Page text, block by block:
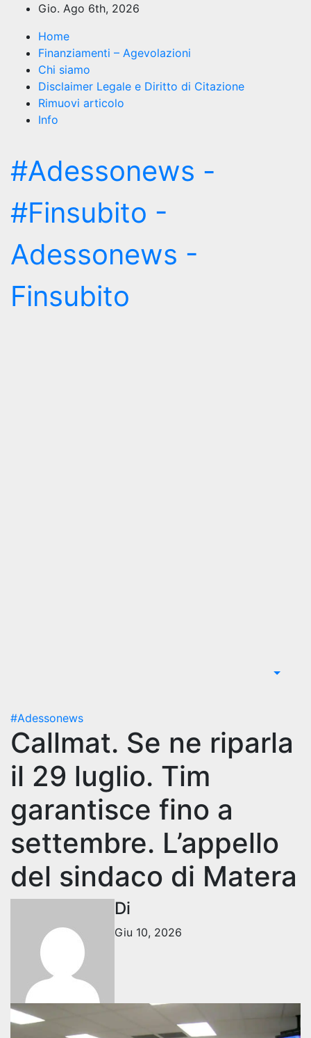
contenuto
Gio. Ago 6th, 2026
Home
Finanziamenti – Agevolazioni
Chi siamo
Disclaimer Legale e Diritto di Citazione
Rimuovi articolo
Info
#Adessonews -
#Finsubito -
Adessonews -
Finsubito
#Adessonews
Callmat. Se ne riparla
il 29 luglio. Tim
garantisce fino a
settembre. L’appello
del sindaco di Matera
Di
Giu 10, 2026